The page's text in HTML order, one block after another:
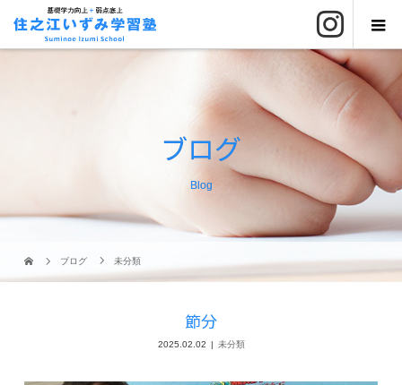
ブログ
Blog
ブログ 未分類
節分
2025.02.02 未分類